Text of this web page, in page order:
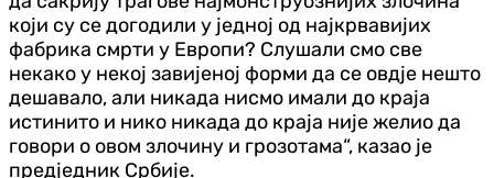
који су се догодили у једној од најкрвавијих
фабрика смрти у Европи? Слушали смо све
некако у некој завијеној форми да се овдје нешто
дешавало, али никада нисмо имали до краја
истинито и нико никада до краја није желио да
говори о овом злочину и грозотама“, казао је
предједник Србије.